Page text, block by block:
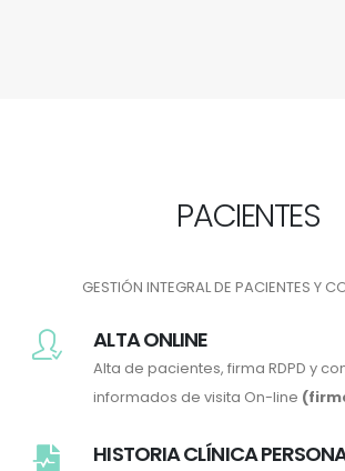
PACIENTES
GESTIÓN INTEGRAL DE PACIENTES Y
ALTA ONLINE
Alta de pacientes, firma RDPD y
informados de visita On-line
HISTORIA CLÍNICA